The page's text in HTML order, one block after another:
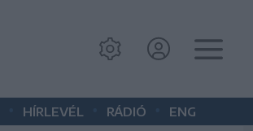
HÍRLEVÉL RÁDIÓ ENG